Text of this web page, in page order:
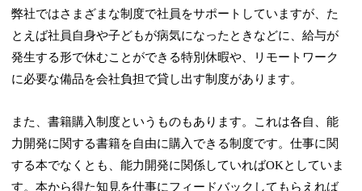
弊社ではさまざまな制度で社員をサポートしていますが、た
とえば社員自身や子どもが病気になったときなどに、給与が
発生する形で休むことができる特別休暇や、リモートワーク
に必要な備品を会社負担で貸し出す制度があります。
また、書籍購入制度というものもあります。これは各自、能
力開発に関する書籍を自由に購入できる制度です。仕事に関
する本でなくとも、能力開発に関係していればOKとしていま
す。本から得た知見を仕事にフィードバックしてもらえれば